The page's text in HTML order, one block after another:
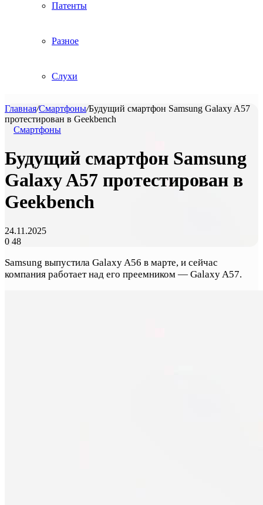
Патенты
Разное
Слухи
Главная/Смартфоны/Будущий смартфон Samsung Galaxy A57
протестирован в Geekbench
Смартфоны
Будущий смартфон Samsung
Galaxy A57 протестирован в
Geekbench
24.11.2025
0 48
Samsung выпустила Galaxy A56 в марте, и сейчас
компания работает над его преемником — Galaxy A57.